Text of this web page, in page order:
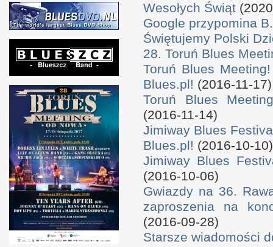
Wesołych Świąt
Google przypomina
Świętujemy Polski
28. Toruń Blues
Toruń Blues
Blues.pl! (2016-11-17)
Toruń Blues
(2016-11-14)
Jimiway Blues
Blues.pl! (2016-10-10)
Jimiway Blues
(2016-10-06)
Gwiazdy na 36.
zaproszenia na
(2016-09-28)
Starsze wiadomości